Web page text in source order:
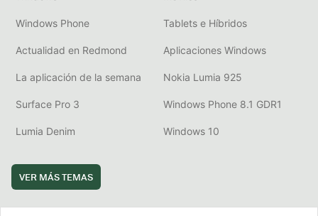
Windows Phone Tablets e Híbridos
Actualidad en Redmond Aplicaciones Windows
La aplicación de la semana Nokia Lumia 925
Surface Pro 3 Windows Phone 8.1 GDR1
Lumia Denim Windows 10
VER MÁS TEMAS